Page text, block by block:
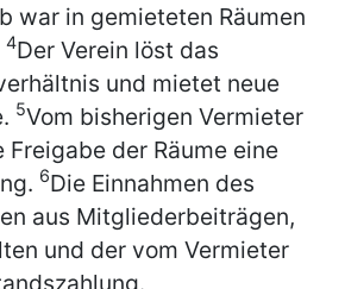
war in gemieteten Räumen
4Der Verein löst das
und mietet neue
5Vom bisherigen Vermieter
der Räume eine
6Die Einnahmen des
aus Mitgliederbeiträgen,
und der vom Vermieter